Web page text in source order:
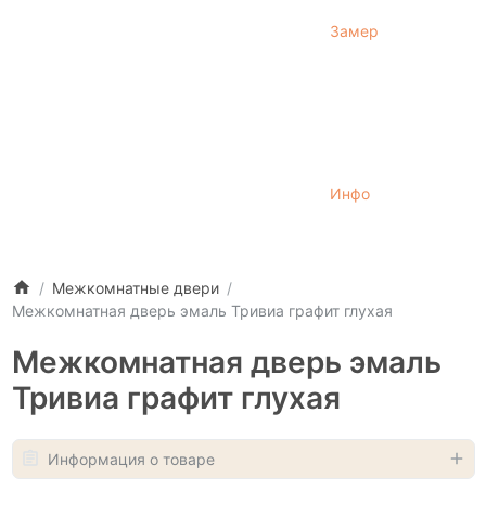
Замер
Инфо
Межкомнатные двери
Межкомнатная дверь эмаль Тривиа графит глухая
Межкомнатная дверь эмаль
Тривиа графит глухая
Информация о товаре